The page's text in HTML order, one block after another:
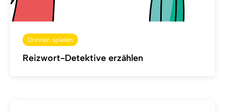
Drinnen spielen
Reizwort-Detektive erzählen